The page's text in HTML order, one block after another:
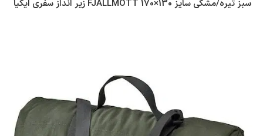
زیر انداز سفری ایکیا FJALLMOTT سبز تیره/مشکی سایز 130×170